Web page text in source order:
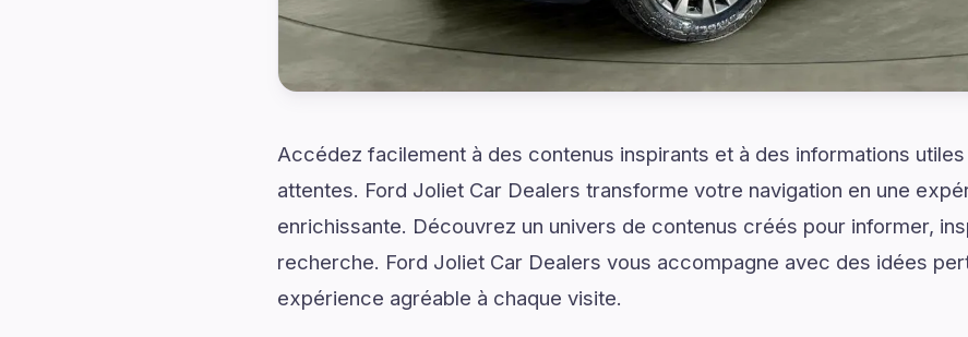
Accédez facilement à des contenus inspirants et à des informations
attentes. Ford Joliet Car Dealers transforme votre navigation en une
enrichissante. Découvrez un univers de contenus créés pour informer,
recherche. Ford Joliet Car Dealers vous accompagne avec des idées
expérience agréable à chaque visite.